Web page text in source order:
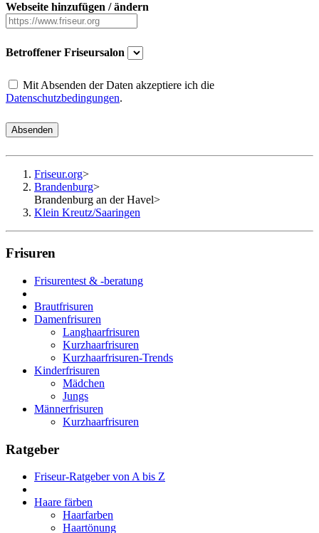
Webseite hinzufügen / ändern
Betroffener Friseursalon
Mit Absenden der Daten akzeptiere ich die
Datenschutzbedingungen.
Absenden
Friseur.org>
Brandenburg>
Brandenburg an der Havel>
Klein Kreutz/Saaringen
Frisuren
Frisurentest & -beratung
Brautfrisuren
Damenfrisuren
Langhaarfrisuren
Kurzhaarfrisuren
Kurzhaarfrisuren-Trends
Kinderfrisuren
Mädchen
Jungs
Männerfrisuren
Kurzhaarfrisuren
Ratgeber
Friseur-Ratgeber von A bis Z
Haare färben
Haarfarben
Haartönung